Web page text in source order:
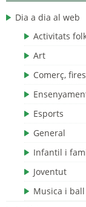
Dia a dia al web
Activitats
Art
Comerç,
Esports
General
Infantil i
Joventut
Musica i ball